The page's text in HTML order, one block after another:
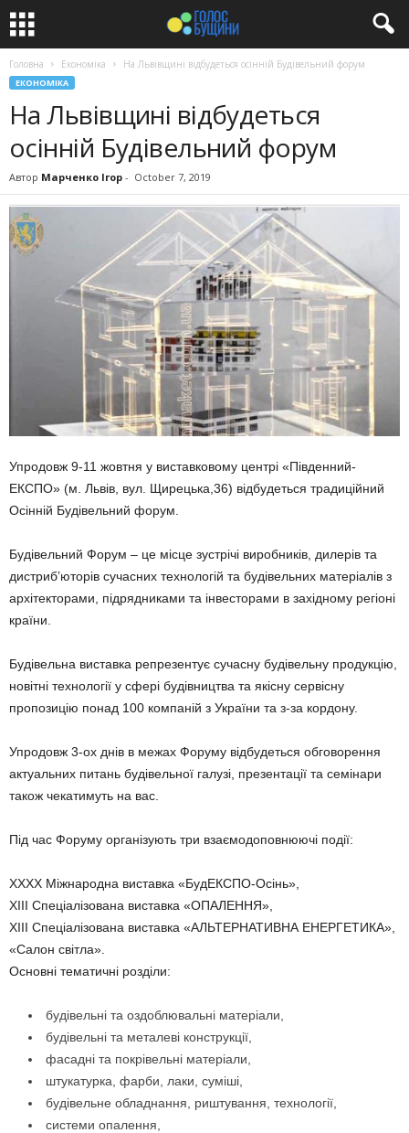
Головна Економіка На Львівщині відбудеться осінній Будівельний форум
ЕКОНОМІКА
На Львівщині відбудеться
осінній Будівельний форум
Автор Марченко Ігор - October 7, 2019
Упродовж 9-11 жовтня у виставковому центрі «Південний-
ЕКСПО» (м. Львів, вул. Щирецька,36) відбудеться традиційний
Осінній Будівельний форум.
Будівельний Форум – це місце зустрічі виробників, дилерів та
дистриб’юторів сучасних технологій та будівельних матеріалів з
архітекторами, підрядниками та інвесторами в західному регіоні
країни.
Будівельна виставка репрезентує сучасну будівельну продукцію,
новітні технології у сфері будівництва та якісну сервісну
пропозицію понад 100 компаній з України та з-за кордону.
Упродовж 3-ох днів в межах Форуму відбудеться обговорення
актуальних питань будівельної галузі, презентації та семінари
також чекатимуть на вас.
Під час Форуму організують три взаємодоповнюючі події:
XXXX Міжнародна виставка «БудЕКСПО-Осінь»,
XIII Спеціалізована виставка «ОПАЛЕННЯ»,
XIII Спеціалізована виставка «АЛЬТЕРНАТИВНА ЕНЕРГЕТИКА»,
«Салон світла».
Основні тематичні розділи:
будівельні та оздоблювальні матеріали,
будівельні та металеві конструкції,
фасадні та покрівельні матеріали,
штукатурка, фарби, лаки, суміші,
будівельне обладнання, риштування, технології,
системи опалення,